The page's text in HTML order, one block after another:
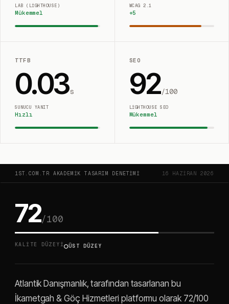
LAB (LIGHTHOUSE)
Mükemmel
WCAG 2.1
+5
TTFB
0.03s
SUNUCU YANIT
Hızlı
SEO
92/100
LIGHTHOUSE SEO
Mükemmel
1ST.COM.TR AKADEMIK TASARIM DENETIMI 16 HAZIRAN 2026
72/100
KALITE DÜZEYI○ÜST DÜZEY
Atlantik Danışmanlık, tarafından tasarlanan bu
İkametgah & Göç Hizmetleri platformu olarak 72/100